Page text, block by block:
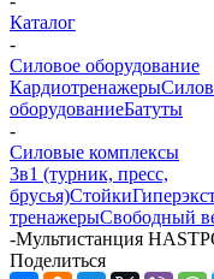
Каталог
-
Силовое оборудование
Кардиотренажеры
оборудованиеБатуты
-
Силовые комплексы
3в1 (турник, пресс,
брусья)Стойки
тренажерыСвободный
-Мультистанция
Поделиться